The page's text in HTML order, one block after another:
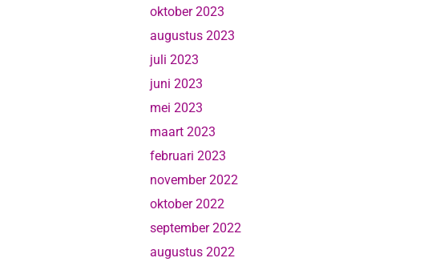
oktober 2023
augustus 2023
juli 2023
juni 2023
mei 2023
maart 2023
februari 2023
november 2022
oktober 2022
september 2022
augustus 2022